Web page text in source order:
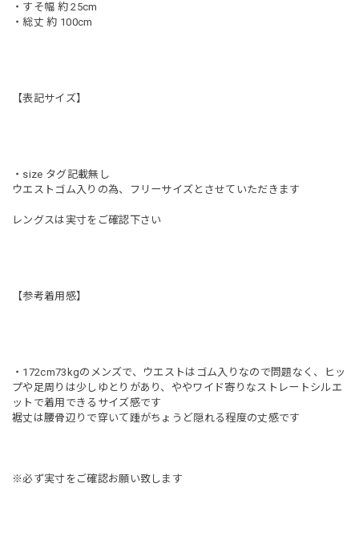
・すそ幅 約 25cm
・総丈 約 100cm
【表記サイズ】
・size タグ記載無し
ウエストゴム入りの為、フリーサイズとさせていただきます
レングスは実寸をご確認下さい
【参考着用感】
・172cm73kgのメンズで、ウエストはゴム入りなので問題なく、ヒッ
プや足周りは少しゆとりがあり、ややワイド寄りなストレートシルエ
ットで着用できるサイズ感です
裾丈は腰骨辺りで穿いて踵がちょうど隠れる程度の丈感です
※必ず実寸をご確認お願い致します